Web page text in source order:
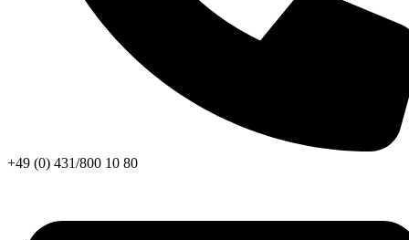
+49 (0) 431/800 10 80